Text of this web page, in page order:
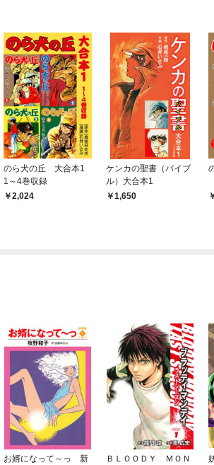
のら犬の丘 大合本1
1～4巻収録
2,024
ケンカの聖書（バイブ
ル）大合本1
1,650
お婿になって～っ 新
ＢＬＯＯＤＹ ＭＯＮ